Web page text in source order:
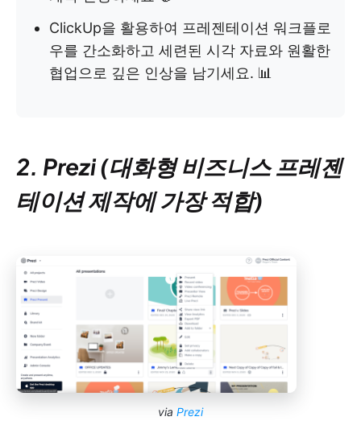
ClickUp을 활용하여 프레젠테이션 워크플로
우를 간소화하고 세련된 시각 자료와 원활한
협업으로 깊은 인상을 남기세요. 📊
2. Prezi (대화형 비즈니스 프레젠
테이션 제작에 가장 적합)
via Prezi